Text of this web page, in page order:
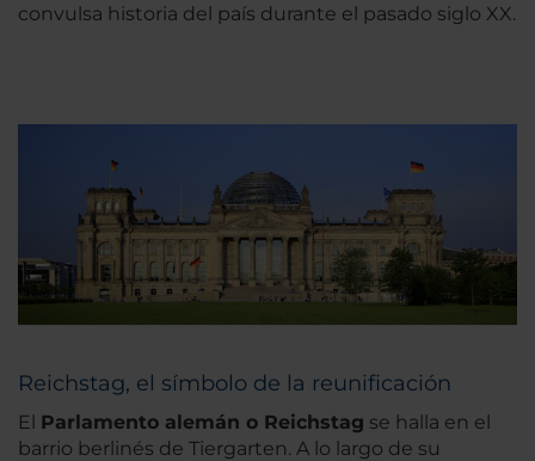
convulsa historia del país durante el pasado siglo XX.
Reichstag, el símbolo de la reunificación
El Parlamento alemán o Reichstag se halla en el
barrio berlinés de Tiergarten. A lo largo de su